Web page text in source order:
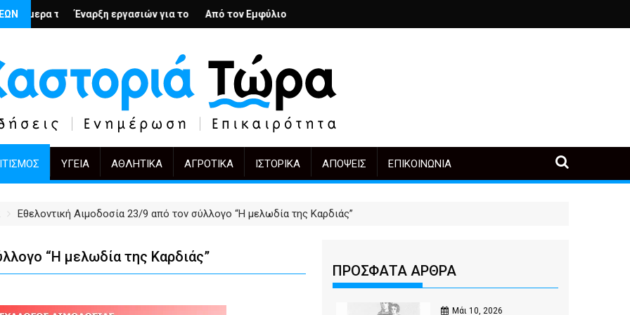
– Ο Άρμιν Βέγκνερ απέναντι στη λήθη
εργασιών για το Κέντρο Ημέρας Ολικής Φροντίδας στην Καστοριά
Από τον Εμφύλιο στην Πόλωση: το ίδιο έργο, άλλοι πρωταγωνιστές
KIFF 51: Η εικόνα μετά την αγορά
ΥΓΕΊΑ ΑΘΛΗΤΙΚΆ ΑΓΡΟΤΙΚΆ ΙΣΤΟΡΙΚΆ ΑΠΌΨΕΙΣ ΕΠΙΚΟΙΝΩΝΊΑ
Εθελοντική Αιμοδοσία 23/9 από τον σύλλογο “Η μελωδία της Καρδιάς”
“Η μελωδία της Καρδιάς”
ΠΡΟΣΦΑΤΑ ΑΡΘΡΑ
Μάι 10, 2026